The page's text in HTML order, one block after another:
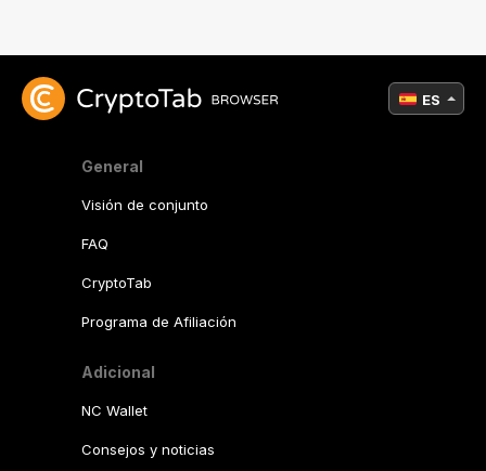
General
Visión de conjunto
FAQ
CryptoTab
Programa de Afiliación
Adicional
NC Wallet
Consejos y noticias
ES